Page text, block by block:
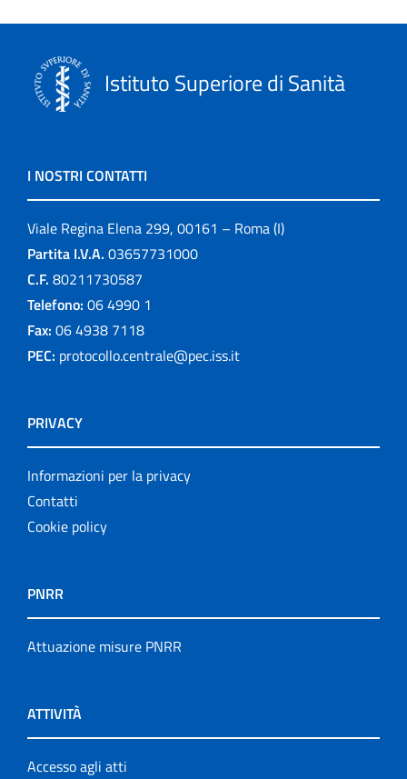
Istituto Superiore di Sanità
I NOSTRI CONTATTI
Viale Regina Elena 299, 00161 – Roma (I)
Partita I.V.A. 03657731000
C.F. 80211730587
Telefono: 06 4990 1
Fax: 06 4938 7118
PEC: protocollo.centrale@pec.iss.it
PRIVACY
Informazioni per la privacy
Contatti
Cookie policy
PNRR
Attuazione misure PNRR
ATTIVITÀ
Accesso agli atti